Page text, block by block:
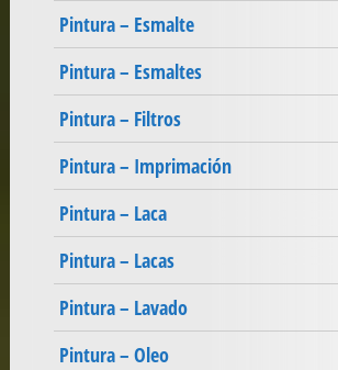
Pintura – Esmalte
Pintura – Esmaltes
Pintura – Filtros
Pintura – Imprimación
Pintura – Laca
Pintura – Lacas
Pintura – Lavado
Pintura – Oleo